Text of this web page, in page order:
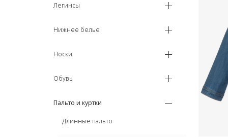
Легинсы
Нижнее белье
Носки
Обувь
Пальто и куртки
Длинные пальто